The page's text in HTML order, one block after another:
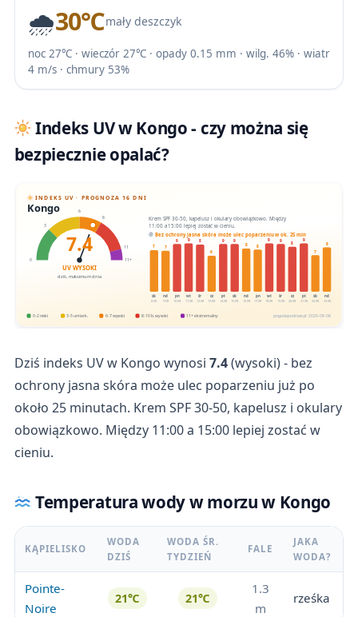
🌧️30℃mały deszczyk
noc 27℃ · wieczór 27℃ · opady 0.15 mm · wilg. 46% · wiatr
4 m/s · chmury 53%
Indeks UV w Kongo - czy można się
bezpiecznie opalać?
INDEKS UV · PROGNOZA 16 DNI
Kongo
0
3
6
8
11
11+
7.4
UV WYSOKI
dziś, maksimum dnia
Krem SPF 30-50, kapelusz i okulary obowiązkowo. Między
11:00 a 15:00 lepiej zostać w cieniu.
Bez ochrony jasna skóra może ulec poparzeniu w ok. 25 min
7
sb
8.08
7
nd
9
pn
10.08
9
wt
11.08
8
śr
12.08
6
cz
13.08
9
pt
14.08
9
sb
15.08
8
nd
16.08
8
pn
17.08
9
wt
18.08
9
śr
19.08
8
cz
20.08
9
pt
21.08
7
sb
22.08
8
nd
23.08
0-2 niski 3-5 umiark. 6-7 wysoki 8-10 b. wysoki 11+ ekstremalny pogodapodroze.pl · 2026-08-08
Dziś indeks UV w Kongo wynosi 7.4(wysoki) - bez
ochrony jasna skóra może ulec poparzeniu już po
około 25 minutach. Krem SPF 30-50, kapelusz i okulary
obowiązkowo. Między 11:00 a 15:00 lepiej zostać w
cieniu.
Temperatura wody w morzu w Kongo
KĄPIELISKO
WODA
DZIŚ
WODA ŚR.
TYDZIEŃ
FALE
JAKA
WODA?
Pointe-
Noire
21℃ 21℃
1.3
m
rześka